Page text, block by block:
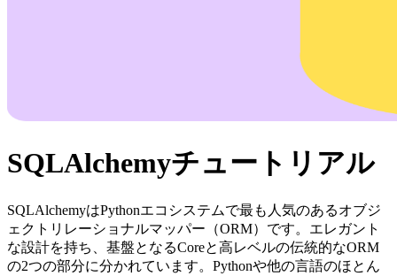
SQLAlchemyチュートリアル
SQLAlchemyはPythonエコシステムで最も人気のあるオブジ
ェクトリレーショナルマッパー（ORM）です。エレガント
な設計を持ち、基盤となるCoreと高レベルの伝統的なORM
の2つの部分に分かれています。Pythonや他の言語のほとん